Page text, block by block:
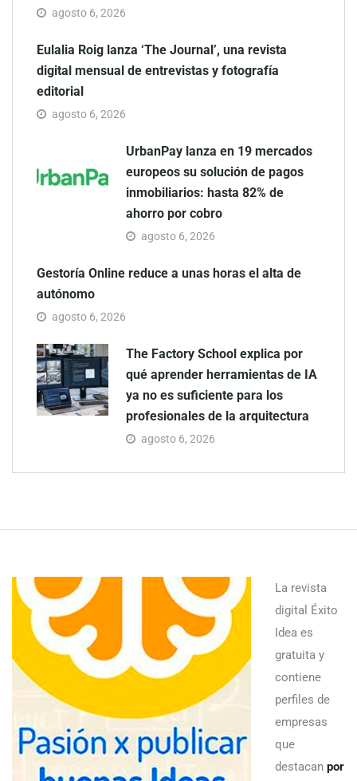
agosto 6, 2026
Eulalia Roig lanza ‘The Journal’, una revista
digital mensual de entrevistas y fotografía
editorial
agosto 6, 2026
UrbanPay lanza en 19 mercados
europeos su solución de pagos
inmobiliarios: hasta 82% de
ahorro por cobro
agosto 6, 2026
Gestoría Online reduce a unas horas el alta de
autónomo
agosto 6, 2026
The Factory School explica por
qué aprender herramientas de IA
ya no es suficiente para los
profesionales de la arquitectura
agosto 6, 2026
La revista
digital Éxito
Idea es
gratuita y
contiene
perfiles de
empresas
que
destacan por